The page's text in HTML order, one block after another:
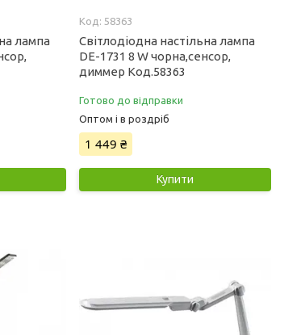
лампа
58363
Світлодіодна настільна лампа
DE-1731 8 W чорна,сенсор,
диммер Код.58363
Готово до відправки
Оптом і в роздріб
1 449 ₴
Купити